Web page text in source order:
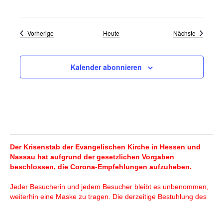
VorherigeVeranstaltungen Heute Nächste
Kalender abonnieren
Der Krisenstab der Evangelischen Kirche in Hessen und
Nassau hat aufgrund der gesetzlichen Vorgaben
beschlossen, die Corona-Empfehlungen aufzuheben.
Jeder Besucherin und jedem Besucher bleibt es unbenommen,
weiterhin eine Maske zu tragen. Die derzeitige Bestuhlung des